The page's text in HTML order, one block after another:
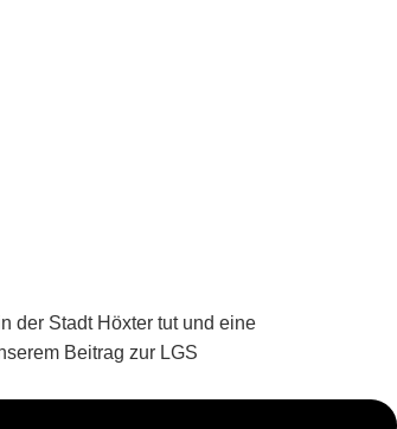
der Stadt Höxter tut und eine
Beitrag zur LGS